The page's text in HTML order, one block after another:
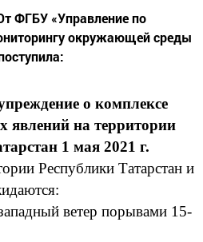
ФГБУ «Управление по
окружающей среды
о комплексе
явлений на территории
1 мая 2021 г.
Республики Татарстан и
ветер порывами 15-